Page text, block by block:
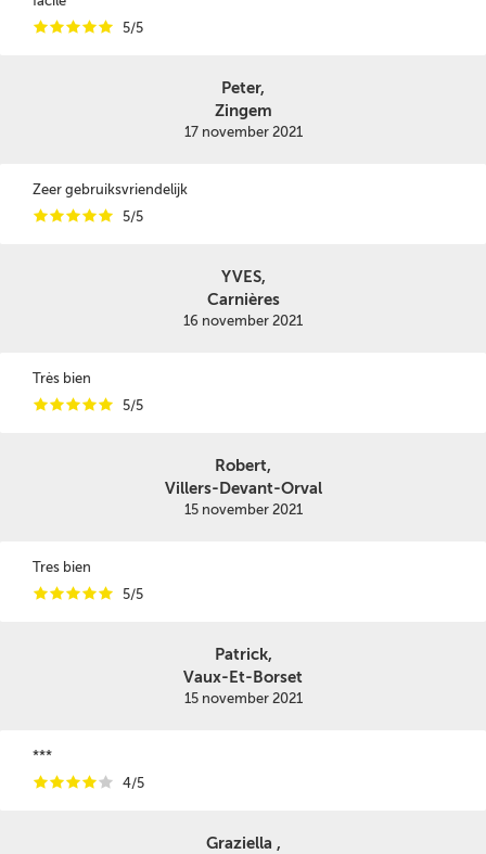
iiiii 5/5
Peter,
Zingem
17 november 2021
Zeer gebruiksvriendelijk
iiiii 5/5
YVES,
Carnières
16 november 2021
Très bien
iiiii 5/5
Robert,
Villers-Devant-Orval
15 november 2021
Tres bien
iiiii 5/5
Patrick,
Vaux-Et-Borset
15 november 2021
***
iiiii 4/5
Graziella ,